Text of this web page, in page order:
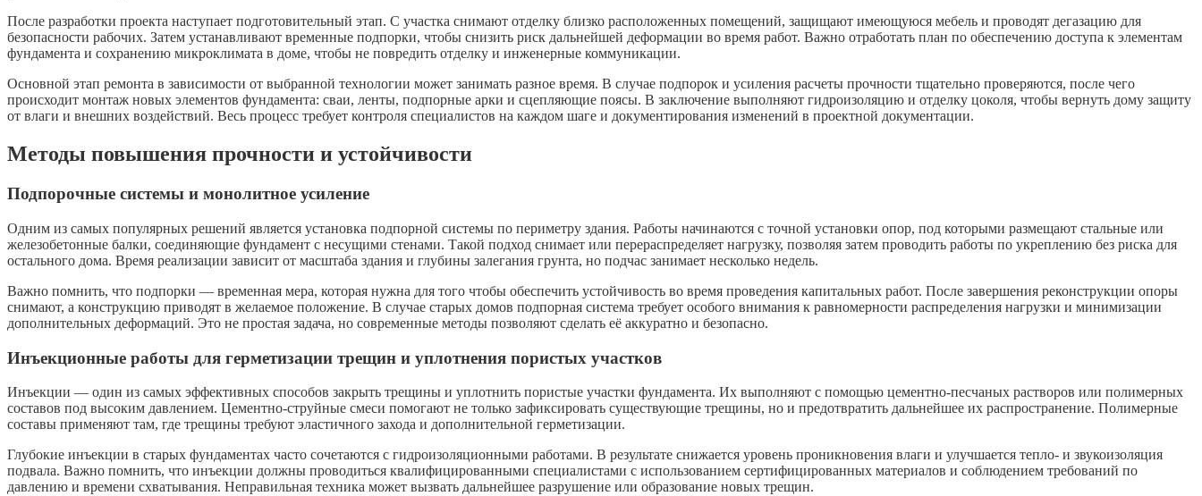
После разработки проекта наступает подготовительный этап. С участка снимают отделку близко расположенных помещений, защищают имеющуюся мебель и проводят дегазацию для
безопасности рабочих. Затем устанавливают временные подпорки, чтобы снизить риск дальнейшей деформации во время работ. Важно отработать план по обеспечению доступа к элементам
фундамента и сохранению микроклимата в доме, чтобы не повредить отделку и инженерные коммуникации.
Основной этап ремонта в зависимости от выбранной технологии может занимать разное время. В случае подпорок и усиления расчеты прочности тщательно проверяются, после чего
происходит монтаж новых элементов фундамента: сваи, ленты, подпорные арки и сцепляющие поясы. В заключение выполняют гидроизоляцию и отделку цоколя, чтобы вернуть дому защиту
от влаги и внешних воздействий. Весь процесс требует контроля специалистов на каждом шаге и документирования изменений в проектной документации.
Методы повышения прочности и устойчивости
Подпорочные системы и монолитное усиление
Одним из самых популярных решений является установка подпорной системы по периметру здания. Работы начинаются с точной установки опор, под которыми размещают стальные или
железобетонные балки, соединяющие фундамент с несущими стенами. Такой подход снимает или перераспределяет нагрузку, позволяя затем проводить работы по укреплению без риска для
остального дома. Время реализации зависит от масштаба здания и глубины залегания грунта, но подчас занимает несколько недель.
Важно помнить, что подпорки — временная мера, которая нужна для того чтобы обеспечить устойчивость во время проведения капитальных работ. После завершения реконструкции опоры
снимают, а конструкцию приводят в желаемое положение. В случае старых домов подпорная система требует особого внимания к равномерности распределения нагрузки и минимизации
дополнительных деформаций. Это не простая задача, но современные методы позволяют сделать её аккуратно и безопасно.
Инъекционные работы для герметизации трещин и уплотнения пористых участков
Инъекции — один из самых эффективных способов закрыть трещины и уплотнить пористые участки фундамента. Их выполняют с помощью цементно-песчаных растворов или полимерных
составов под высоким давлением. Цементно-струйные смеси помогают не только зафиксировать существующие трещины, но и предотвратить дальнейшее их распространение. Полимерные
составы применяют там, где трещины требуют эластичного захода и дополнительной герметизации.
Глубокие инъекции в старых фундаментах часто сочетаются с гидроизоляционными работами. В результате снижается уровень проникновения влаги и улучшается тепло- и звукоизоляция
подвала. Важно помнить, что инъекции должны проводиться квалифицированными специалистами с использованием сертифицированных материалов и соблюдением требований по
давлению и времени схватывания. Неправильная техника может вызвать дальнейшее разрушение или образование новых трещин.